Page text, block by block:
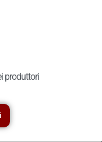
produttori